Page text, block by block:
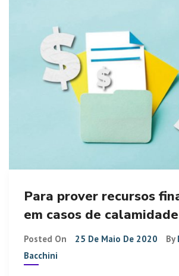
Para prover recursos
em casos de
Posted On 25 De Maio De 2020 By
Bacchini